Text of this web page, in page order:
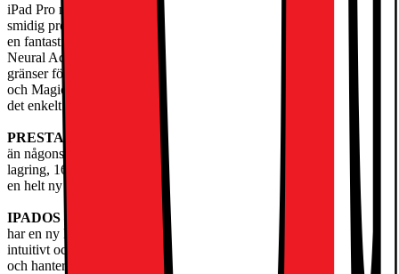
iPad Pro med Apple M5-chippet har extremt hög prestanda för
smidig produktivitet och avancerade AI-baserade arbetsflöden. Med
en fantastisk Ultra Retina XDR-skärm, supersnabbt wifi 7 och 5G,
Neural Accelerators för AI och ett iPadOS i ny design finns det inga
gränser för vad du kan göra. Kombinera den med Apple Pencil Pro
och Magic Keyboard, så får du en otroligt mångsidig iPad som gör
det enkelt att skapa och jobba.
PRESTANDA OCH LAGRING
– iPad Pro med M5 är snabbare
än någonsin och har kraftfull AI på enheten. Den har upp till 2 TB
lagring, 16 GB minne och Neural Accelerators för AI-prestanda på
en helt ny nivå.
IPADOS– Kör proffsappar och få mer gjort med iPadOS 26, som
har en ny Liquid Glass-design och nya smarta funktioner. Ett
intuitivt och flexibelt fönstersystem gör att du kan styra, organisera
och hantera dina arbetsflöden bättre än någonsin.